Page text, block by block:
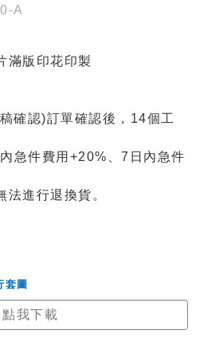
A
滿版印花印製
確認)訂單確認後，14個工
急件費用+20%、7日內急件
進行退換貨。
套圖
點我下載